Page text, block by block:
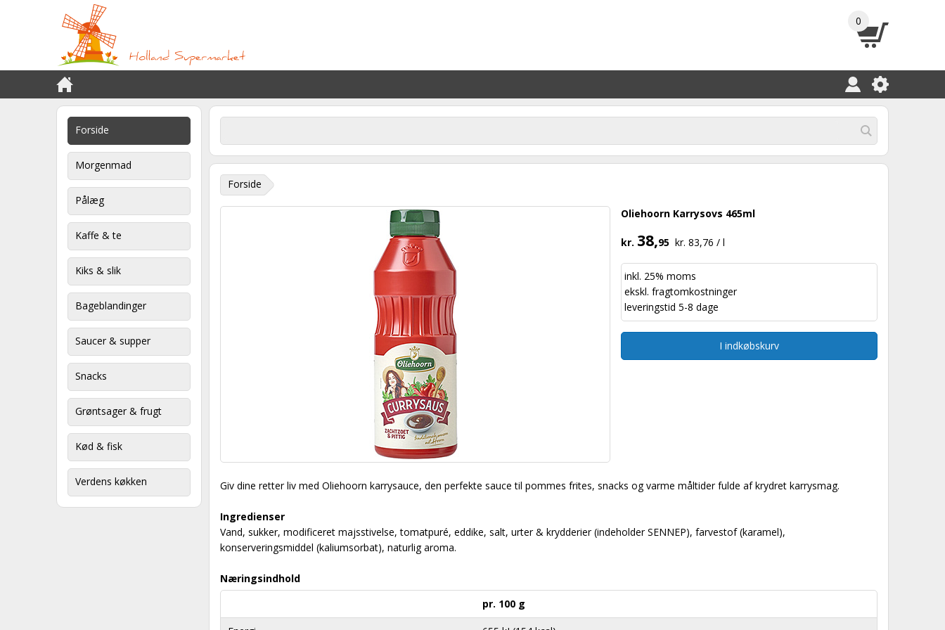
0
Forside
Morgenmad
Pålæg
Kaffe & te
Kiks & slik
Bageblandinger
Saucer & supper
Snacks
Grøntsager & frugt
Kød & fisk
Verdens køkken
Forside
Oliehoorn Karrysovs 465ml
kr. 38,95 kr. 83,76 / l
inkl. 25% moms
ekskl. fragtomkostninger
leveringstid 5-8 dage
I indkøbskurv
Giv dine retter liv med Oliehoorn karrysauce, den perfekte sauce til pommes frites, snacks og varme måltider fulde af krydret karrysmag.
Ingredienser
Vand, sukker, modificeret majsstivelse, tomatpuré, eddike, salt, urter & krydderier (indeholder SENNEP), farvestof (karamel),
konserveringsmiddel (kaliumsorbat), naturlig aroma.
Næringsindhold
pr. 100 g